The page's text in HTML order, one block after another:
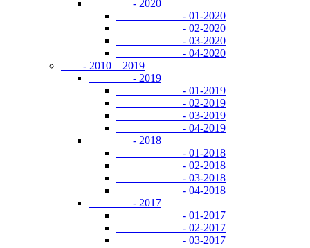
- 2020
- 01-2020
- 02-2020
- 03-2020
- 04-2020
- 2010 – 2019
- 2019
- 01-2019
- 02-2019
- 03-2019
- 04-2019
- 2018
- 01-2018
- 02-2018
- 03-2018
- 04-2018
- 2017
- 01-2017
- 02-2017
- 03-2017